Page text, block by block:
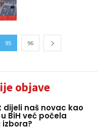
95 96
objave
dijeli naš novac kao
BiH već počela